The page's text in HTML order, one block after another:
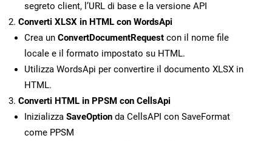
segreto client, l’URL di base e la versione API
Converti XLSX in HTML con WordsApi
Crea un ConvertDocumentRequest con il nome file
locale e il formato impostato su HTML.
Utilizza WordsApi per convertire il documento XLSX in
HTML.
Converti HTML in PPSM con CellsApi
Inizializza SaveOption da CellsAPI con SaveFormat
come PPSM